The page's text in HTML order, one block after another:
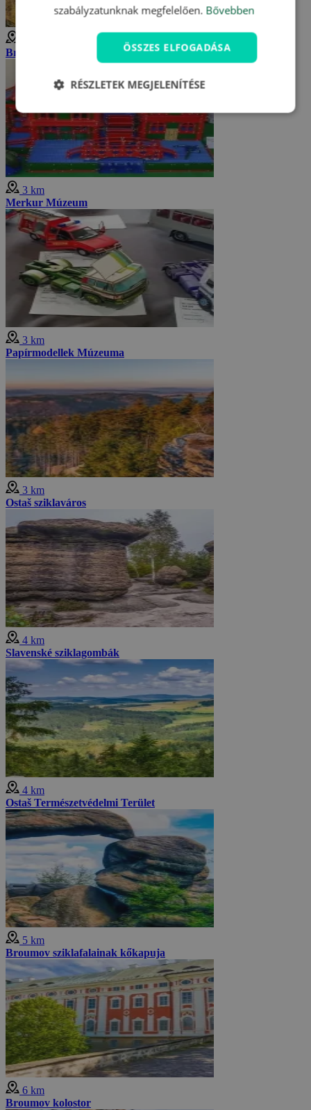
Broumov sziklafalai
3 km
Merkur Múzeum
3 km
Papírmodellek Múzeuma
3 km
Ostaš sziklaváros
4 km
Slavenské sziklagombák
4 km
Ostaš Természetvédelmi Terület
5 km
Broumov sziklafalainak kőkapuja
6 km
Broumov kolostor
szabályzatunknak megfelelően. Bővebben
ÖSSZES ELFOGADÁSA
RÉSZLETEK MEGJELENÍTÉSE